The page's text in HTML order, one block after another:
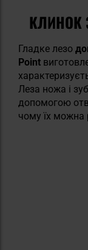
КЛИНОК
Гладке лезо
Point
Леза ножа і
допомогою
чому їх можна